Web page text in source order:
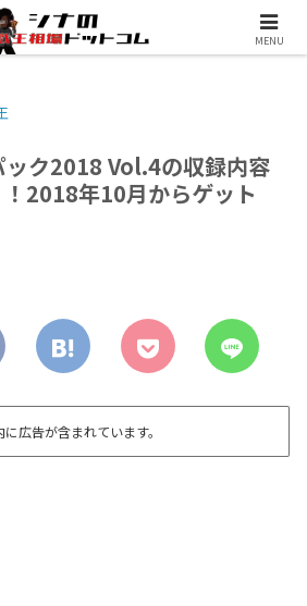
ック2018 Vol.4の収録内容
2018年10月からゲット
広告が含まれています。
MENU